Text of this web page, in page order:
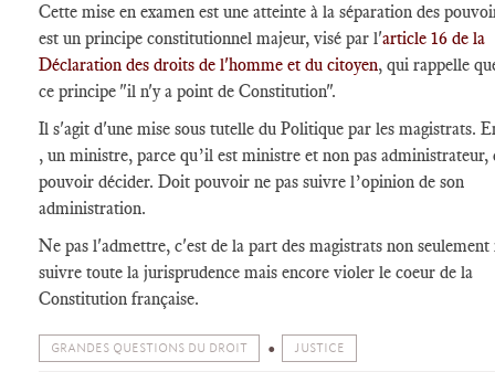
Cette mise en examen est une atteinte à la séparation des
est un principe constitutionnel majeur, visé par l'article 16 de la
Déclaration des droits de l'homme et du citoyen, qui rappelle
ce principe "il n'y a point de Constitution".
Il s'agit d'une mise sous tutelle du Politique par les magistrats.
, un ministre, parce qu’il est ministre et non pas administrateur,
pouvoir décider. Doit pouvoir ne pas suivre l’opinion de son
administration.
Ne pas l'admettre, c'est de la part des magistrats non seulement
suivre toute la jurisprudence mais encore violer le coeur de la
Constitution française.
GRANDES QUESTIONS DU DROIT JUSTICE